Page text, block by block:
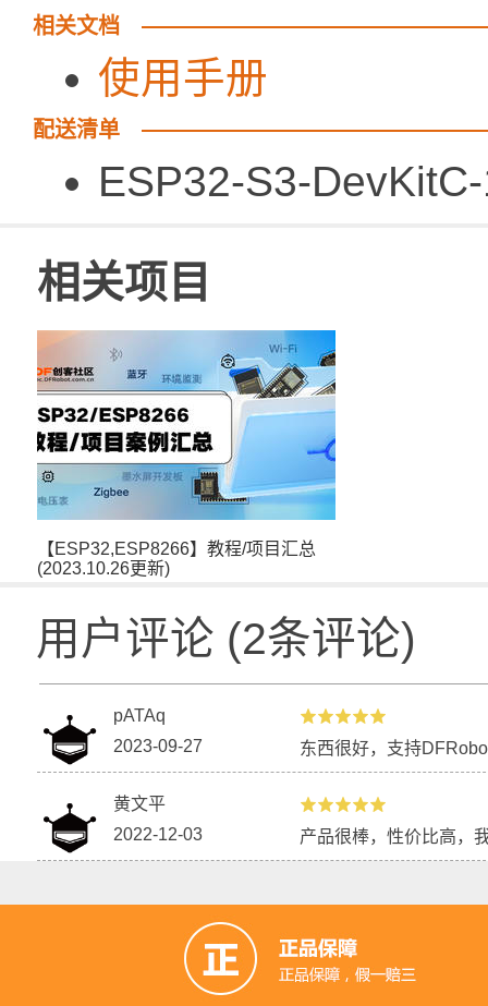
相关文档
使用手册
配送清单
ESP32-S3-
相关项目
【ESP32,ESP8266】教程/项目汇总
(2023.10.26更新)
用户评论 (2条评论)
pATAq
2023-09-27
东西很好，支持
黄文平
2022-12-03
产品很棒，性价比高，